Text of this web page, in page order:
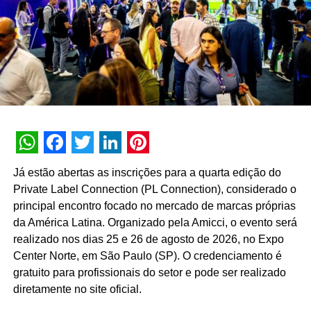
programação infantil, o REC’n’Play também oferecerá
aulões preparatórios para o Exame Nacional do Ensino
Médio (Enem), atendendo aos adolescentes e aqueles
que se preparam para a prova. Realizada algumas
semanas após o festival, a prova do Enem acontecerá
nos dias 5 e 12 de novembro.
retorna com jogos e competições virtuais. Computadores
e consoles de última geração estarão disponíveis para os
participantes desfrutarem de alguns dos títulos mais
renomados do universo dos games.
Na última edição, o Carnaval do Conhecimento
consolidou-se como um grande evento no calendário da
capital pernambucana. Foram mais de 700 atividades e
900 convidados, incluindo palestrantes, facilitadores e
profissionais prontos para compartilhar o futuro. Todo
WhatsApp
Facebook
Twitter
LinkedIn
Pinterest
Já estão abertas as inscrições para a quarta edição do
Private Label Connection (PL Connection), considerado o
principal encontro focado no mercado de marcas próprias
da América Latina. Organizado pela Amicci, o evento será
realizado nos dias 25 e 26 de agosto de 2026, no Expo
Center Norte, em São Paulo (SP). O credenciamento é
gratuito para profissionais do setor e pode ser realizado
diretamente no site oficial.